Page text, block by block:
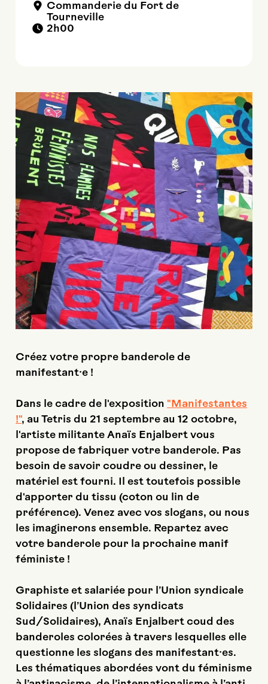
Commanderie du Fort de
Tourneville
2h00
Créez votre propre banderole de
manifestant·e !
Dans le cadre de l'exposition "Manifestantes
!", au Tetris du 21 septembre au 12 octobre,
l'artiste militante Anaïs Enjalbert vous
propose de fabriquer votre banderole. Pas
besoin de savoir coudre ou dessiner, le
matériel est fourni. Il est toutefois possible
d'apporter du tissu (coton ou lin de
préférence). Venez avec vos slogans, ou nous
les imaginerons ensemble. Repartez avec
votre banderole pour la prochaine manif
féministe !
Graphiste et salariée pour l’Union syndicale
Solidaires (l’Union des syndicats
Sud/Solidaires), Anaïs Enjalbert coud des
banderoles colorées à travers lesquelles elle
questionne les slogans des manifestant·es.
Les thématiques abordées vont du féminisme